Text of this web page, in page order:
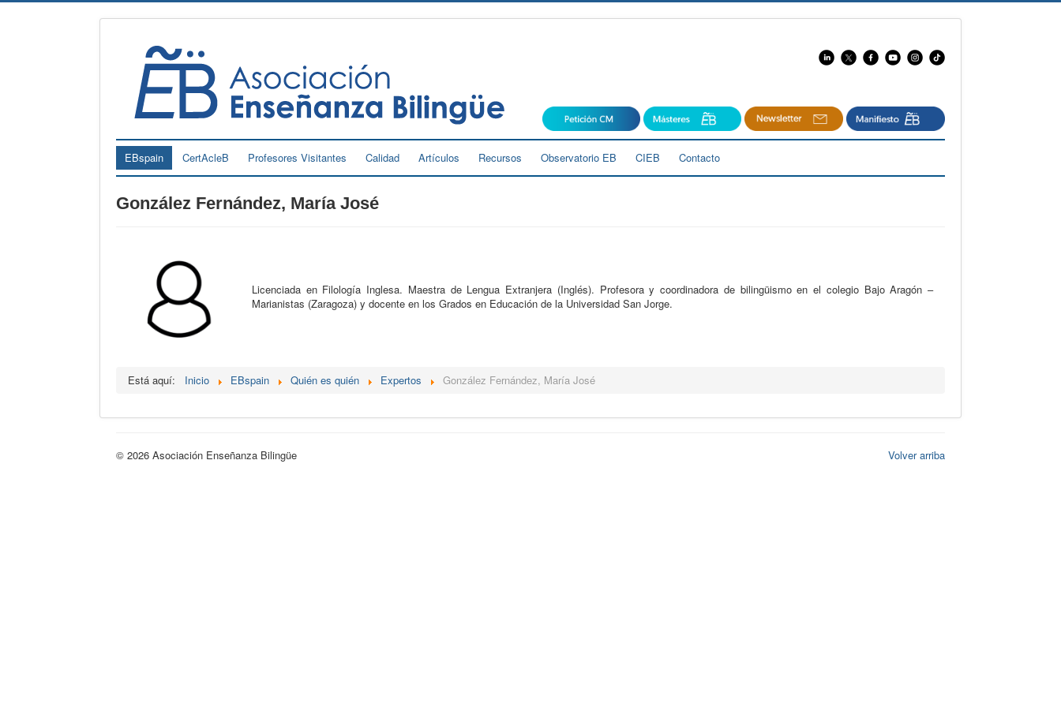
EBspain CertAcleB Profesores Visitantes Calidad Artículos Recursos Observatorio EB CIEB Contacto
González Fernández, María José
Licenciada en Filología Inglesa. Maestra de Lengua Extranjera (Inglés). Profesora y coordinadora de bilingüismo en el colegio Bajo Aragón –
Marianistas (Zaragoza) y docente en los Grados en Educación de la Universidad San Jorge.
Está aquí: Inicio EBspain Quién es quién Expertos González Fernández, María José
Volver arriba
© 2026 Asociación Enseñanza Bilingüe